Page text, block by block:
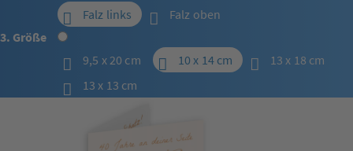
Falz links
Falz oben
3. Größe
9,5 x 20 cm
10 x 14 cm
13 x 18 cm
13 x 13 cm